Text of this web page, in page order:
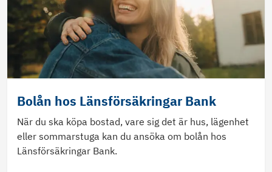
Bolån hos Länsförsäkringar Bank
När du ska köpa bostad, vare sig det är hus, lägenhet
eller sommarstuga kan du ansöka om bolån hos
Länsförsäkringar Bank.